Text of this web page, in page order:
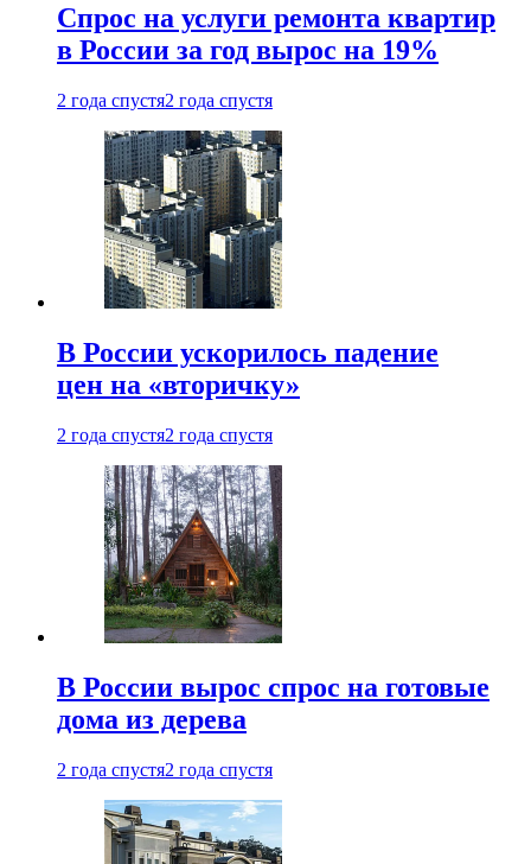
Спрос на услуги ремонта квартир
в России за год вырос на 19%
2 года спустя2 года спустя
В России ускорилось падение
цен на «вторичку»
2 года спустя2 года спустя
В России вырос спрос на готовые
дома из дерева
2 года спустя2 года спустя